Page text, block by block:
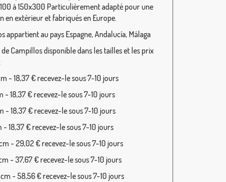
à 150x300 Particulièrement adapté pour une
en extérieur et fabriqués en Europe.
appartient au pays Espagne, Andalucía, Málaga
de Campillos disponible dans les tailles et les prix
- 18,37 € recevez-le sous 7-10 jours
- 18,37 € recevez-le sous 7-10 jours
- 18,37 € recevez-le sous 7-10 jours
- 18,37 € recevez-le sous 7-10 jours
- 29,02 € recevez-le sous 7-10 jours
- 37,67 € recevez-le sous 7-10 jours
- 58,56 € recevez-le sous 7-10 jours